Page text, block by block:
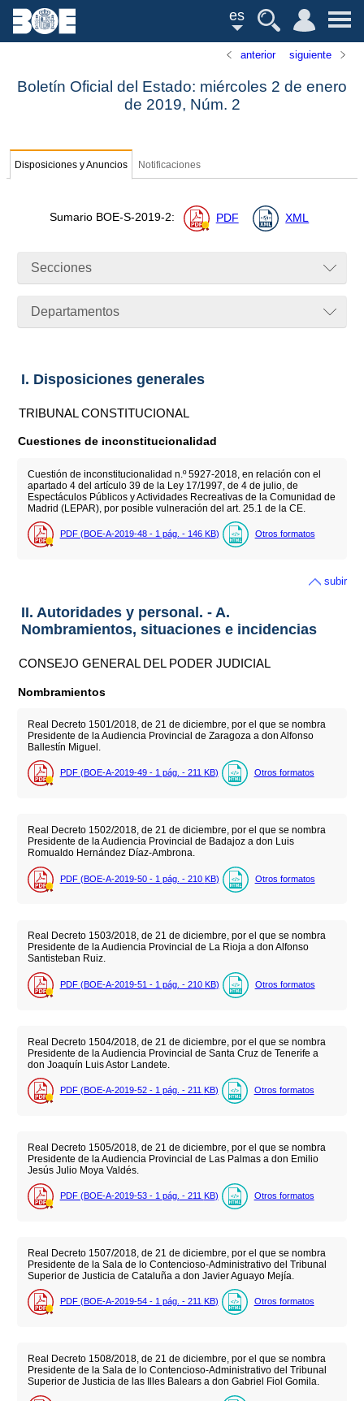
es
anterior siguiente
Boletín Oficial del Estado: miércoles 2 de enero
de 2019, Núm. 2
Disposiciones y Anuncios Notificaciones
Sumario BOE-S-2019-2: PDF XML
Secciones
Departamentos
I. Disposiciones generales
TRIBUNAL CONSTITUCIONAL
Cuestiones de inconstitucionalidad
Cuestión de inconstitucionalidad n.º 5927-2018, en relación con el
apartado 4 del artículo 39 de la Ley 17/1997, de 4 de julio, de
Espectáculos Públicos y Actividades Recreativas de la Comunidad de
Madrid (LEPAR), por posible vulneración del art. 25.1 de la CE.
PDF (BOE-A-2019-48 - 1 pág. - 146 KB) Otros formatos
subir
II. Autoridades y personal. - A.
Nombramientos, situaciones e incidencias
CONSEJO GENERAL DEL PODER JUDICIAL
Nombramientos
Real Decreto 1501/2018, de 21 de diciembre, por el que se nombra
Presidente de la Audiencia Provincial de Zaragoza a don Alfonso
Ballestín Miguel.
PDF (BOE-A-2019-49 - 1 pág. - 211 KB) Otros formatos
Real Decreto 1502/2018, de 21 de diciembre, por el que se nombra
Presidente de la Audiencia Provincial de Badajoz a don Luis
Romualdo Hernández Díaz-Ambrona.
PDF (BOE-A-2019-50 - 1 pág. - 210 KB) Otros formatos
Real Decreto 1503/2018, de 21 de diciembre, por el que se nombra
Presidente de la Audiencia Provincial de La Rioja a don Alfonso
Santisteban Ruiz.
PDF (BOE-A-2019-51 - 1 pág. - 210 KB) Otros formatos
Real Decreto 1504/2018, de 21 de diciembre, por el que se nombra
Presidente de la Audiencia Provincial de Santa Cruz de Tenerife a
don Joaquín Luis Astor Landete.
PDF (BOE-A-2019-52 - 1 pág. - 211 KB) Otros formatos
Real Decreto 1505/2018, de 21 de diciembre, por el que se nombra
Presidente de la Audiencia Provincial de Las Palmas a don Emilio
Jesús Julio Moya Valdés.
PDF (BOE-A-2019-53 - 1 pág. - 211 KB) Otros formatos
Real Decreto 1507/2018, de 21 de diciembre, por el que se nombra
Presidente de la Sala de lo Contencioso-Administrativo del Tribunal
Superior de Justicia de Cataluña a don Javier Aguayo Mejía.
PDF (BOE-A-2019-54 - 1 pág. - 211 KB) Otros formatos
Real Decreto 1508/2018, de 21 de diciembre, por el que se nombra
Presidente de la Sala de lo Contencioso-Administrativo del Tribunal
Superior de Justicia de las Illes Balears a don Gabriel Fiol Gomila.